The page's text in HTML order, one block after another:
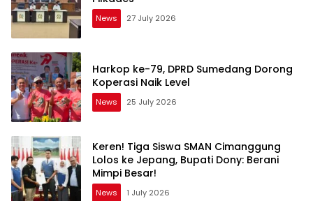
News 27 July 2026
Harkop ke-79, DPRD Sumedang Dorong
Koperasi Naik Level
News 25 July 2026
Keren! Tiga Siswa SMAN Cimanggung
Lolos ke Jepang, Bupati Dony: Berani
Mimpi Besar!
News 1 July 2026